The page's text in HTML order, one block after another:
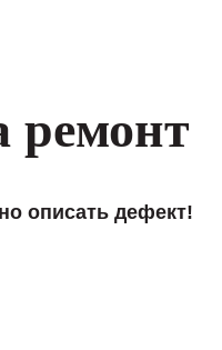
ремонт
описать дефект!